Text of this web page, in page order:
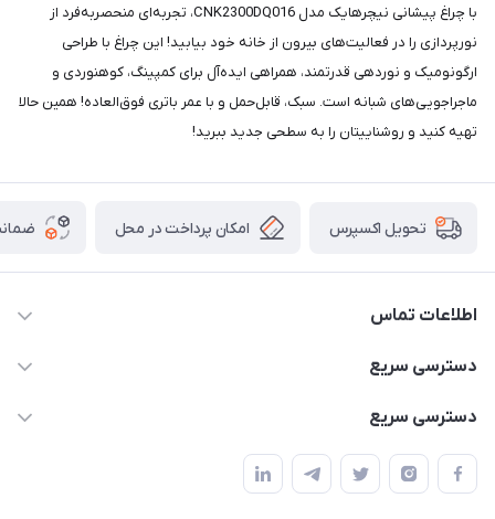
با چراغ پیشانی نیچرهایک مدل CNK2300DQ016، تجربه‌ای منحصربه‌فرد از
نورپردازی را در فعالیت‌های بیرون از خانه خود بیابید! این چراغ با طراحی
ارگونومیک و نوردهی قدرتمند، همراهی ایده‌آل برای کمپینگ، کوهنوردی و
ماجراجویی‌های شبانه است. سبک، قابل‌حمل و با عمر باتری فوق‌العاده! همین حالا
تهیه کنید و روشناییتان را به سطحی جدید ببرید!
تحویل اکسپرس امکان پرداخت در محل
اطلاعات تماس
02166456492 - 09121933405
حتما با هماهنگی قبلی
دسترسی سریع
خرید کیسه خواب
چادر بادی
دسترسی سریع
چادر سرخپوستی
صندلی تاشو